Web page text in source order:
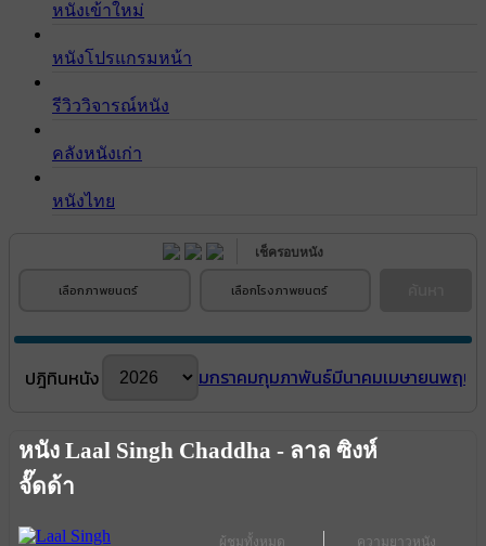
หนังเข้าใหม่
หนังโปรแกรมหน้า
รีวิววิจารณ์หนัง
คลังหนังเก่า
หนังไทย
เช็ครอบหนัง
เลือกภาพยนตร์ เลือกโรงภาพยนตร์
ปฎิทินหนัง มกราคมกุมภาพันธ์มีนาคมเมษายนพฤษ
ผู้ชมทั้งหมด ความยาวหนัง
หนัง Laal Singh Chaddha - ลาล ซิงห์
จั๊ดด้า